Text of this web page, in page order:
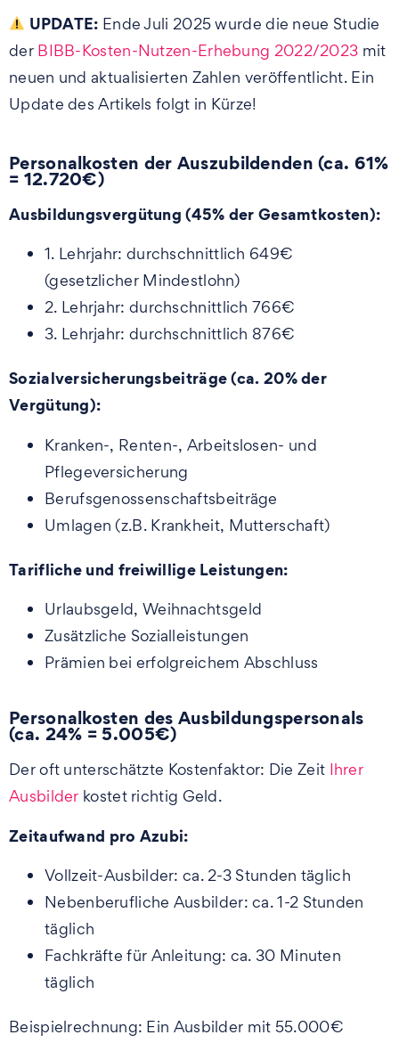
UPDATE: Ende Juli 2025 wurde die neue Studie
der BIBB-Kosten-Nutzen-Erhebung 2022/2023 mit
neuen und aktualisierten Zahlen veröffentlicht. Ein
Update des Artikels folgt in Kürze!
Personalkosten der Auszubildenden (ca. 61%
= 12.720€)
Ausbildungsvergütung (45% der Gesamtkosten):
1. Lehrjahr: durchschnittlich 649€
(gesetzlicher Mindestlohn)
2. Lehrjahr: durchschnittlich 766€
3. Lehrjahr: durchschnittlich 876€
Sozialversicherungsbeiträge (ca. 20% der
Vergütung):
Kranken-, Renten-, Arbeitslosen- und
Pflegeversicherung
Berufsgenossenschaftsbeiträge
Umlagen (z.B. Krankheit, Mutterschaft)
Tarifliche und freiwillige Leistungen:
Urlaubsgeld, Weihnachtsgeld
Zusätzliche Sozialleistungen
Prämien bei erfolgreichem Abschluss
Personalkosten des Ausbildungspersonals
(ca. 24% = 5.005€)
Der oft unterschätzte Kostenfaktor: Die Zeit Ihrer
Ausbilder kostet richtig Geld.
Zeitaufwand pro Azubi:
Vollzeit-Ausbilder: ca. 2-3 Stunden täglich
Nebenberufliche Ausbilder: ca. 1-2 Stunden
täglich
Fachkräfte für Anleitung: ca. 30 Minuten
täglich
Beispielrechnung: Ein Ausbilder mit 55.000€